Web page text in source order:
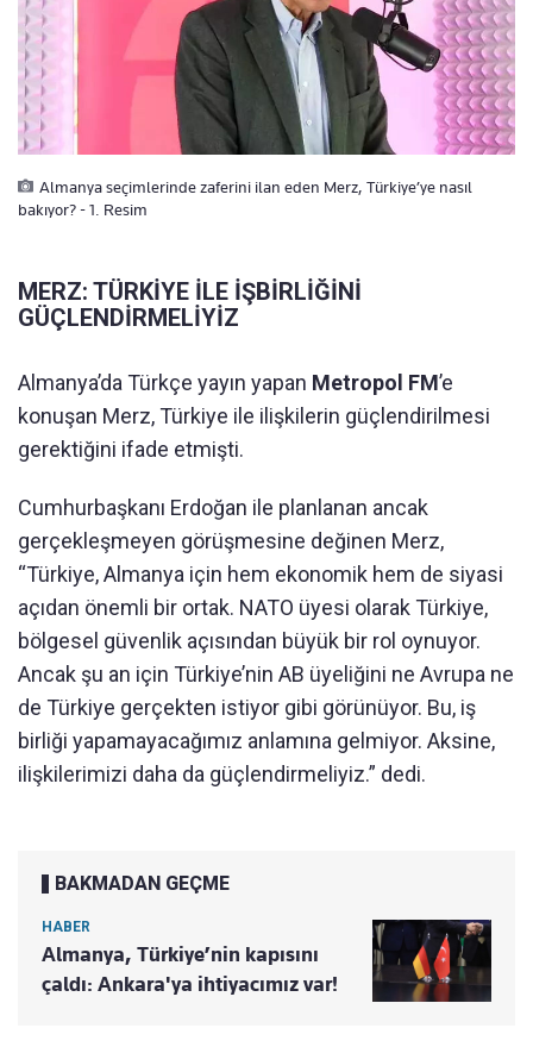
Almanya seçimlerinde zaferini ilan eden Merz, Türkiye’ye nasıl
bakıyor? - 1. Resim
MERZ: TÜRKİYE İLE İŞBİRLİĞİNİ
GÜÇLENDİRMELİYİZ
Almanya’da Türkçe yayın yapan Metropol FM’e
konuşan Merz, Türkiye ile ilişkilerin güçlendirilmesi
gerektiğini ifade etmişti.
Cumhurbaşkanı Erdoğan ile planlanan ancak
gerçekleşmeyen görüşmesine değinen Merz,
“Türkiye, Almanya için hem ekonomik hem de siyasi
açıdan önemli bir ortak. NATO üyesi olarak Türkiye,
bölgesel güvenlik açısından büyük bir rol oynuyor.
Ancak şu an için Türkiye’nin AB üyeliğini ne Avrupa ne
de Türkiye gerçekten istiyor gibi görünüyor. Bu, iş
birliği yapamayacağımız anlamına gelmiyor. Aksine,
ilişkilerimizi daha da güçlendirmeliyiz.” dedi.
BAKMADAN GEÇME
HABER
Almanya, Türkiye’nin kapısını
çaldı: Ankara'ya ihtiyacımız var!